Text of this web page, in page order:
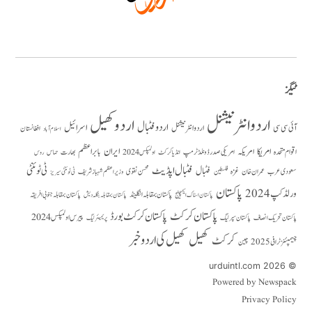
ٹیگز
آئی سی سی اردو انٹرنیشنل اردو انٹر نیشنل اردو فٹبالاردو کھیل اسرائیل اسلام آباد افغانستان
اقوام متحدہ امریکا امریکہ امریکی صدر ڈونلڈ ٹرمپ انڈیا کرکٹ اولمپکس 2024 ایران بابر اعظم بھارت حماس روس
سعودی عرب عمران خان غزہ فلسطین فٹبال فٹبال اپڈیٹ محسن نقوی وزیراعظم شہباز شریف ٹی ٹوئنٹی سیریز ٹی ٹوئنٹی
ورلڈ کپ 2024
پاکستان پاکستان اسٹاک ایکسچینج پاکستان بمقابلہ انگلینڈ پاکستان بمقابلہ بنگلہ دیش پاکستان بمقابلہ جنوبی افریقہ
پاکستان تحریک انصاف پاکستان سپر لیگ پاکستان کرکٹ پاکستان کرکٹ بورڈ پریمیئر لیگ پیرس اولمپکس 2024
چیمپئنز ٹرافی 2025 چین کرکٹ کھیل کھیل کی اردو خبر
© 2026 urduintl.com
Powered by Newspack
Privacy Policy